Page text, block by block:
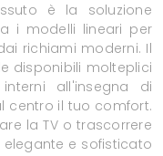
è la soluzione
i modelli lineari per
richiami moderni. Il
disponibili molteplici
all'insegna di
centro il tuo comfort.
la TV o trascorrere
e sofisticato